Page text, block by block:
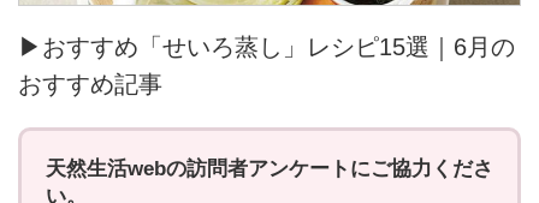
▶おすすめ「せいろ蒸し」レシピ15選｜6月の
おすすめ記事